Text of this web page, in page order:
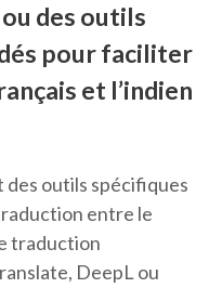
des outils
pour faciliter
et l’indien
des outils spécifiques
entre le
traduction
DeepL ou